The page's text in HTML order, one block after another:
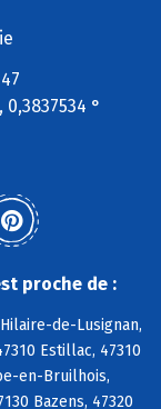
°
proche de :
de-Lusignan,
Estillac, 47310
en-Bruilhois,
Bazens, 47320